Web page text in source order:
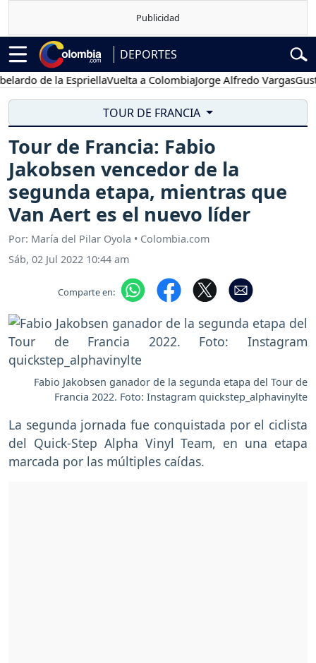
DEPORTES
de la EspriellaVuelta a ColombiaJorge Alfredo VargasGustavo
TOUR DE FRANCIA
Tour de Francia: Fabio
Jakobsen vencedor de la
segunda etapa, mientras que
Van Aert es el nuevo líder
Por: María del Pilar Oyola • Colombia.com
Sáb, 02 Jul 2022 10:44 am
Comparte en:
Fabio Jakobsen ganador de la segunda etapa del Tour de
Francia 2022. Foto: Instagram quickstep_alphavinylte
La segunda jornada fue conquistada por el ciclista
del Quick-Step Alpha Vinyl Team, en una etapa
marcada por las múltiples caídas.